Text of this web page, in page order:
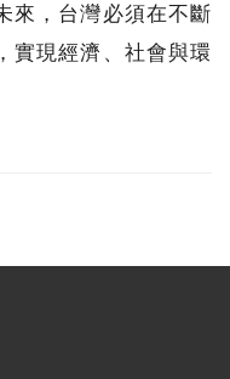
來，台灣必須在不斷
實現經濟、社會與環